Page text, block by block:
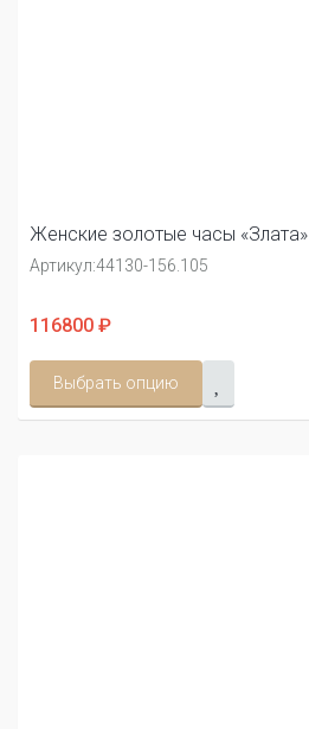
Женские золотые часы «Злата»
Артикул:44130-156.105
116800 ₽
Выбрать опцию